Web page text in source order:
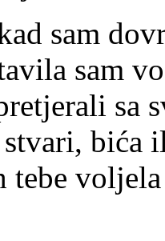
sam
sam
sa
bića
tebe